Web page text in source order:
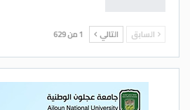
السابق التالي 1 من 629